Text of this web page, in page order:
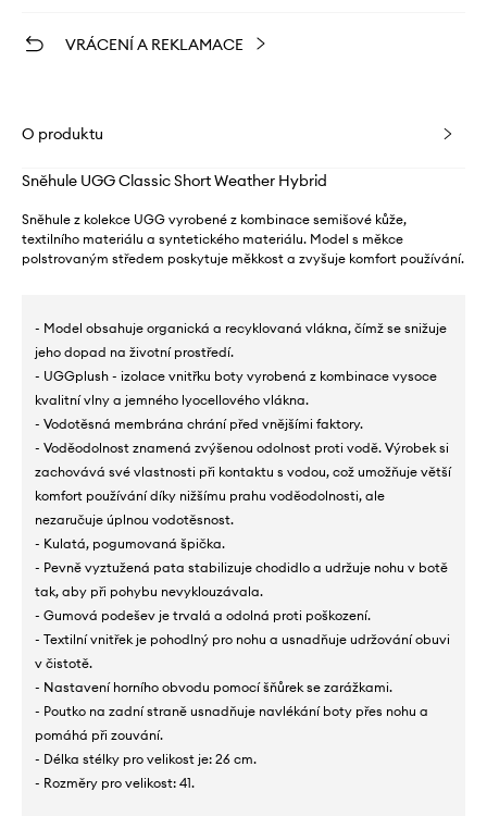
VRÁCENÍ A REKLAMACE
O produktu
Sněhule UGG Classic Short Weather Hybrid
Sněhule z kolekce UGG vyrobené z kombinace semišové kůže,
textilního materiálu a syntetického materiálu. Model s měkce
polstrovaným středem poskytuje měkkost a zvyšuje komfort používání.
- Model obsahuje organická a recyklovaná vlákna, čímž se snižuje
jeho dopad na životní prostředí.
- UGGplush - izolace vnitřku boty vyrobená z kombinace vysoce
kvalitní vlny a jemného lyocellového vlákna.
- Vodotěsná membrána chrání před vnějšími faktory.
- Voděodolnost znamená zvýšenou odolnost proti vodě. Výrobek si
zachovává své vlastnosti při kontaktu s vodou, což umožňuje větší
komfort používání díky nižšímu prahu voděodolnosti, ale
nezaručuje úplnou vodotěsnost.
- Kulatá, pogumovaná špička.
- Pevně vyztužená pata stabilizuje chodidlo a udržuje nohu v botě
tak, aby při pohybu nevyklouzávala.
- Gumová podešev je trvalá a odolná proti poškození.
- Textilní vnitřek je pohodlný pro nohu a usnadňuje udržování obuvi
v čistotě.
- Nastavení horního obvodu pomocí šňůrek se zarážkami.
- Poutko na zadní straně usnadňuje navlékání boty přes nohu a
pomáhá při zouvání.
- Délka stélky pro velikost je: 26 cm.
- Rozměry pro velikost: 41.